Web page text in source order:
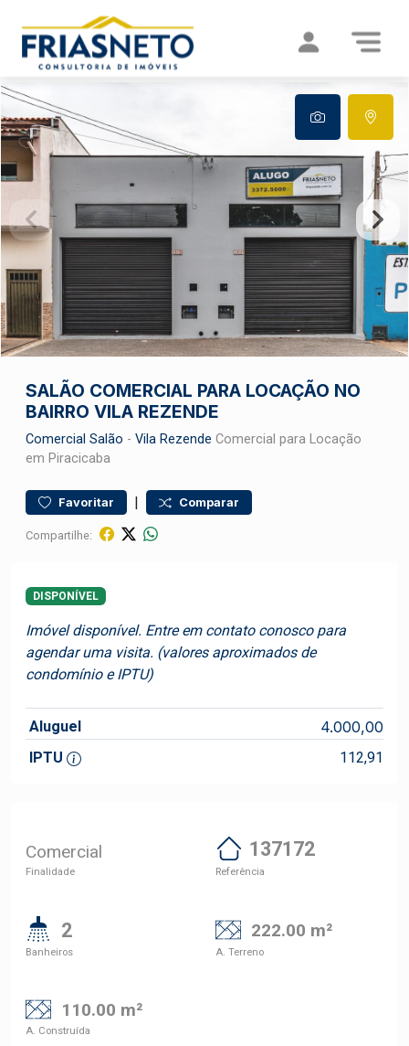
SALÃO COMERCIAL PARA LOCAÇÃO NO
BAIRRO VILA REZENDE
Comercial Salão - Vila Rezende Comercial para Locação
em Piracicaba
Favoritar | Comparar
Compartilhe:
DISPONÍVEL
Imóvel disponível. Entre em contato conosco para
agendar uma visita. (valores aproximados de
condomínio e IPTU)
Aluguel 4.000,00
IPTU 112,91
Comercial
Finalidade
137172
Referência
2
Banheiros
222.00 m²
A. Terreno
110.00 m²
A. Construída